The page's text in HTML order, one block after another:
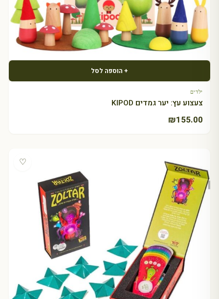
+ הוספה לסל
ילדים
צעצוע עץ: יער גמדים KIPOD
₪155.00
♡